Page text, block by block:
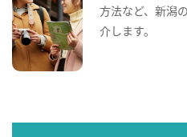
方法など、新潟
介します。